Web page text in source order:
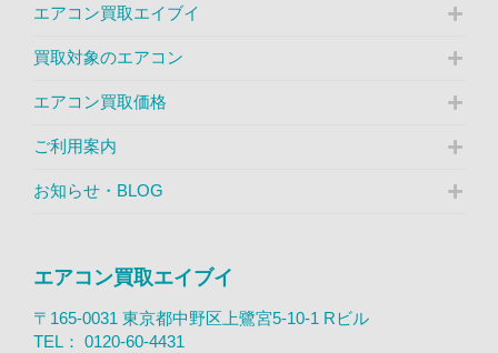
エアコン買取エイブイ
買取対象のエアコン
エアコン買取価格
ご利用案内
お知らせ・BLOG
エアコン買取エイブイ
〒165-0031 東京都中野区上鷺宮5-10-1 Rビル
TEL： 0120-60-4431